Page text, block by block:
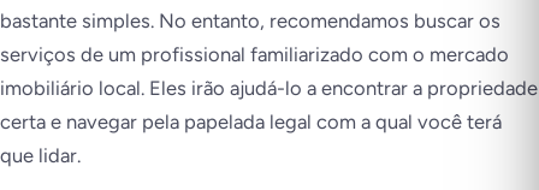
bastante simples. No entanto, recomendamos buscar os
serviços de um profissional familiarizado com o mercado
imobiliário local. Eles irão ajudá-lo a encontrar a propriedade
certa e navegar pela papelada legal com a qual você terá
que lidar.